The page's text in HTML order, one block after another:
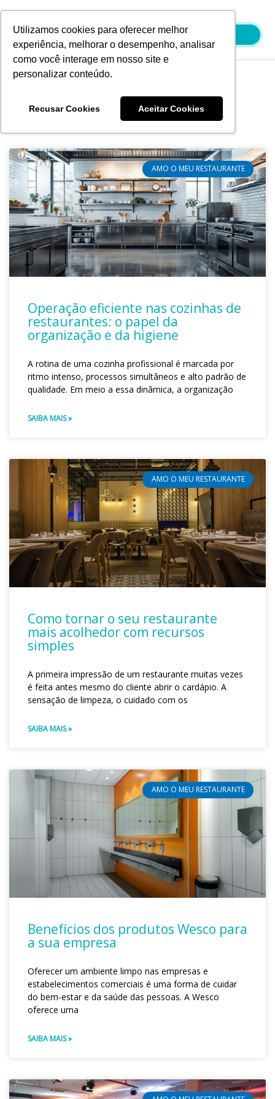
Utilizamos cookies para oferecer melhor
experiência, melhorar o desempenho, analisar
como você interage em nosso site e
personalizar conteúdo.
Recusar Cookies Aceitar Cookies
conteúdo
Blog
AMO O MEU RESTAURANTE
Operação eficiente nas cozinhas de
restaurantes: o papel da
organização e da higiene
A rotina de uma cozinha profissional é marcada por
ritmo intenso, processos simultâneos e alto padrão de
qualidade. Em meio a essa dinâmica, a organização
SAIBA MAIS »
AMO O MEU RESTAURANTE
Como tornar o seu restaurante
mais acolhedor com recursos
simples
A primeira impressão de um restaurante muitas vezes
é feita antes mesmo do cliente abrir o cardápio. A
sensação de limpeza, o cuidado com os
SAIBA MAIS »
AMO O MEU RESTAURANTE
Benefícios dos produtos Wesco para
a sua empresa
Oferecer um ambiente limpo nas empresas e
estabelecimentos comerciais é uma forma de cuidar
do bem-estar e da saúde das pessoas. A Wesco
oferece uma
SAIBA MAIS »
Página
Página
PáginaPágina